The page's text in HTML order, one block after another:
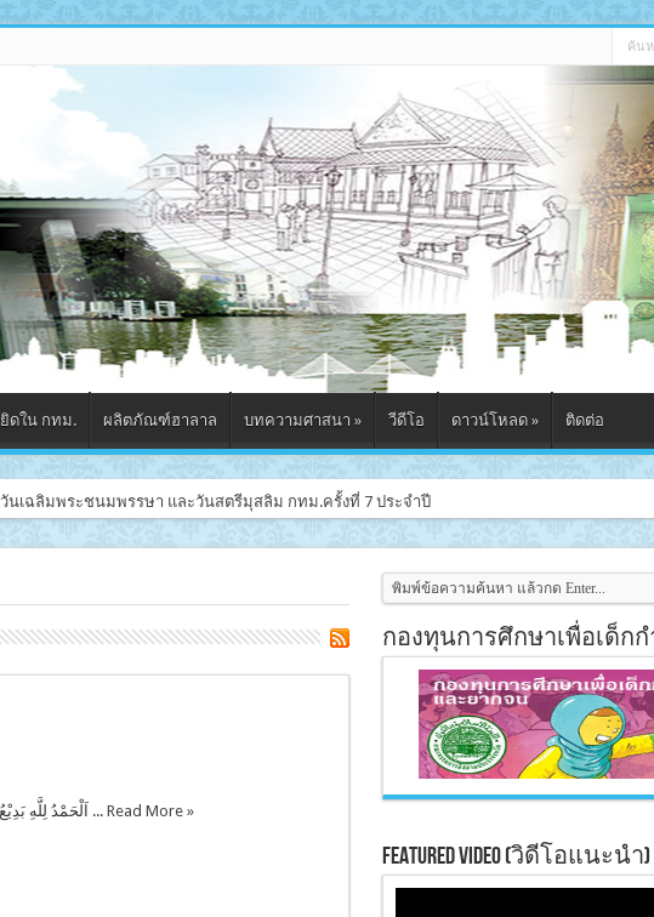
ดใน กทม. ผลิตภัณฑ์ฮาลาล บทความศาสนา » วีดีโอ ดาวน์โหลด » ติดต่อ
นเฉลิมพระชนมพรรษา และวันสตรีมุสลิม กทม.ครั้งที่ 7 ประจำปี 2569
อาภรณ์ของมุสลิม اَلْحَمْدُ لِلَّهِ بَدِيْعُ اْلأَرْضِ وَالسَ ... Read More »
กองทุนการศึกษาเพื่อเด็กก
Featured Video (วิดีโอแนะนำ)